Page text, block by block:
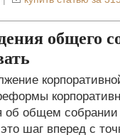
общего
общем собрании
шаг вперед с